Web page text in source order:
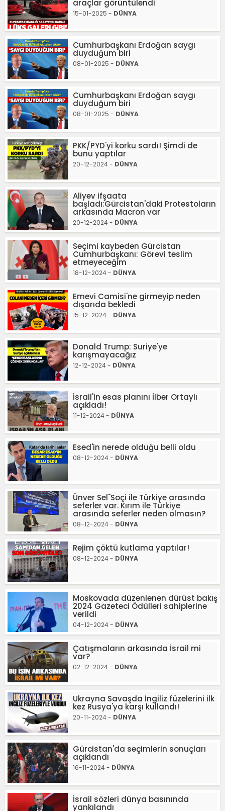
araçlar görüntülendi
15-01-2025 - DÜNYA
Cumhurbaşkanı Erdoğan saygı
duyduğum biri
08-01-2025 - DÜNYA
Cumhurbaşkanı Erdoğan saygı
duyduğum biri
08-01-2025 - DÜNYA
PKK/PYD'yi korku sardı! Şimdi de
bunu yaptılar
20-12-2024 - DÜNYA
Aliyev ifşaata
başladı:Gürcistan'daki Protestoların
arkasında Macron var
20-12-2024 - DÜNYA
Seçimi kaybeden Gürcistan
Cumhurbaşkanı: Görevi teslim
etmeyeceğim
18-12-2024 - DÜNYA
Emevi Camisi'ne girmeyip neden
dışarıda bekledi
15-12-2024 - DÜNYA
Donald Trump: Suriye'ye
karışmayacağız
12-12-2024 - DÜNYA
İsrail'in esas planını İlber Ortaylı
açıkladı!
11-12-2024 - DÜNYA
Esed'in nerede olduğu belli oldu
08-12-2024 - DÜNYA
Ünver Sel"Soçi ile Türkiye arasında
seferler var. Kırım ile Türkiye
arasında seferler neden olmasın?
08-12-2024 - DÜNYA
Rejim çöktü kutlama yaptılar!
08-12-2024 - DÜNYA
Moskovada düzenlenen dürüst bakış
2024 Gazeteci Ödülleri sahiplerine
verildi
04-12-2024 - DÜNYA
Çatışmaların arkasında İsrail mi
var?
02-12-2024 - DÜNYA
Ukrayna Savaşda İngiliz füzelerini ilk
kez Rusya'ya karşı kullandı!
20-11-2024 - DÜNYA
Gürcistan'da seçimlerin sonuçları
açıklandı
16-11-2024 - DÜNYA
İsrail sözleri dünya basınında
yankılandı